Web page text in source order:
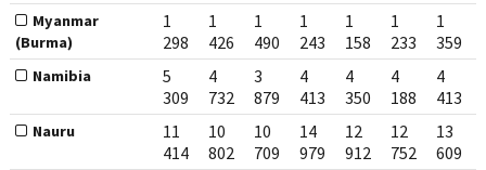
Myanmar
(Burma)
1
298
1
426
1
490
1
243
1
158
1
233
1
359
Namibia
5
309
4
732
3
879
4
413
4
350
4
188
4
413
Nauru
11
414
10
802
10
709
14
979
12
912
12
752
13
609